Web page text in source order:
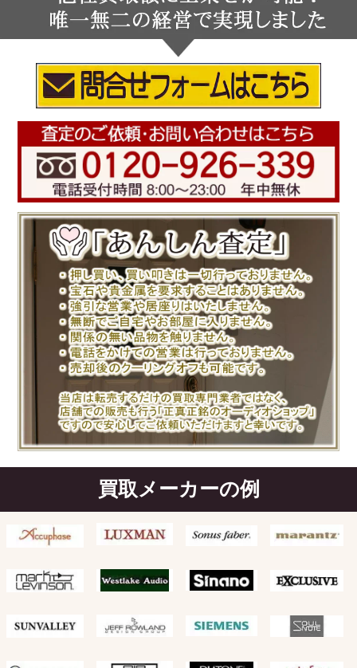
買取メーカーの例